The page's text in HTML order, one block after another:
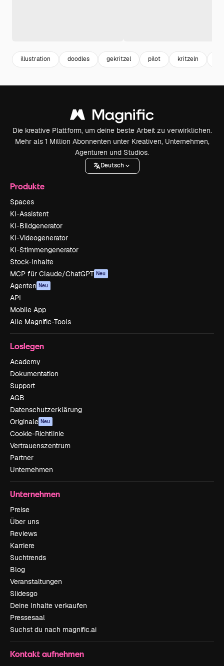
illustration doodles gekritzel pilot kritzeln
Die kreative Plattform, um deine beste Arbeit zu verwirklichen.
Mehr als 1 Million Abonnenten unter Kreativen, Unternehmen,
Agenturen und Studios.
Deutsch
Produkte
Spaces
KI-Assistent
KI-Bildgenerator
KI-Videogenerator
KI-Stimmengenerator
Stock-Inhalte
MCP für Claude/ChatGPT Neu
Agenten Neu
API
Mobile App
Alle Magnific-Tools
Loslegen
Academy
Dokumentation
Support
AGB
Datenschutzerklärung
Originale Neu
Cookie-Richtlinie
Vertrauenszentrum
Partner
Unternehmen
Unternehmen
Preise
Über uns
Reviews
Karriere
Suchtrends
Blog
Veranstaltungen
Slidesgo
Deine Inhalte verkaufen
Pressesaal
Suchst du nach magnific.ai
Kontakt aufnehmen